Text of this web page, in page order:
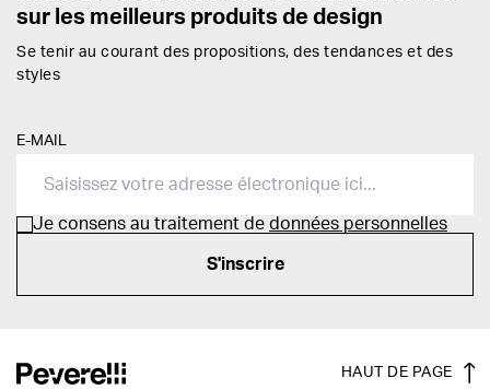
sur les meilleurs produits de design
Se tenir au courant des propositions, des tendances et des
styles
E-MAIL
Je consens au traitement de données personnelles
S'inscrire
HAUT DE PAGE